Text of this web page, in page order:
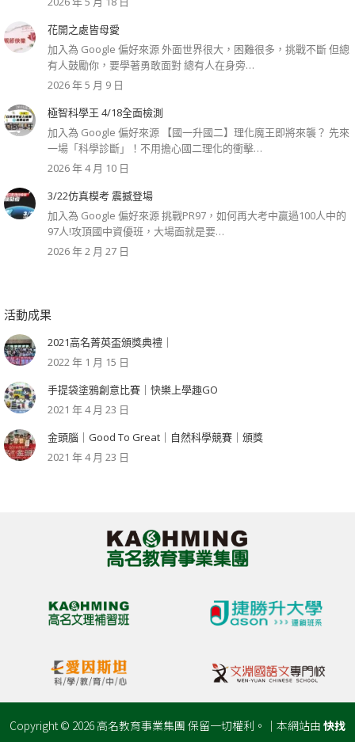
花開之處皆母愛
加入為 Google 偏好來源 外面世界很大，困難很多，挑戰不斷 但總
有人鼓勵你，要學著勇敢面對 總有人在身旁…
2026 年 5 月 9 日
極智科學王 4/18全面檢測
加入為 Google 偏好來源 【國一升國二】理化魔王即將來襲？ 先來
一場「科學診斷」！不用擔心國二理化的衝擊…
2026 年 4 月 10 日
3/22仿真模考 震撼登場
加入為 Google 偏好來源 挑戰PR97，如何再大考中贏過100人中的
97人!攻頂國中資優班，大場面就是要…
2026 年 2 月 27 日
活動成果
2021高名菁英盃頒獎典禮｜
2022 年 1 月 15 日
手提袋塗鴉創意比賽｜快樂上學趣GO
2021 年 4 月 23 日
金頭腦｜Good To Great｜自然科學競賽｜頒獎
2021 年 4 月 23 日
Copyright © 2026 高名教育事業集團 保留一切權利。｜本網站由 快找